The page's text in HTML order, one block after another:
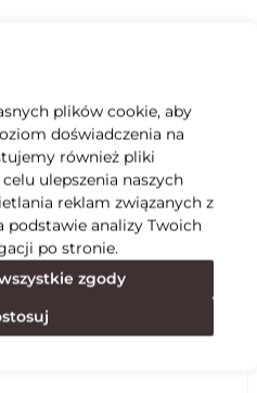
plików cookie, aby
doświadczenia na
również pliki
ulepszenia naszych
reklam związanych z
analizy Twoich
po stronie.
zgody